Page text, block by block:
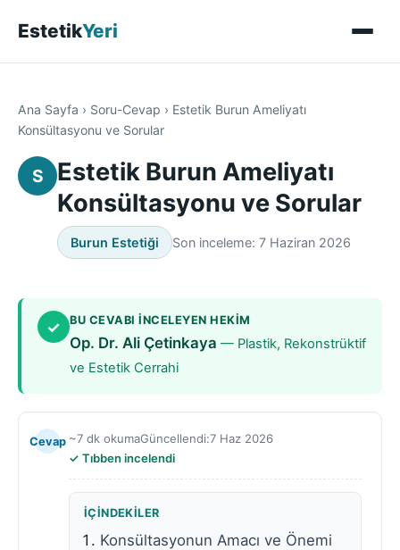
EstetikYeri
Ana Sayfa › Soru-Cevap › Estetik Burun Ameliyatı
Konsültasyonu ve Sorular
S
Estetik Burun Ameliyatı
Konsültasyonu ve Sorular
Burun Estetiği Son inceleme: 7 Haziran 2026
✓ BU CEVABI INCELEYEN HEKIM
Op. Dr. Ali Çetinkaya — Plastik, Rekonstrüktif
ve Estetik Cerrahi
Cevap ~7 dk okumaGüncellendi:7 Haz 2026
Tıbben incelendi
İÇINDEKILER
Konsültasyonun Amacı ve Önemi